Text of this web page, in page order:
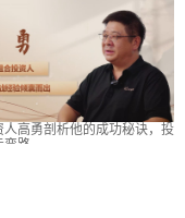
人高勇剖析他的成功秘诀，投
弯路